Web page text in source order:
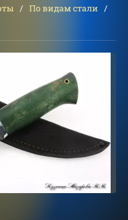
По видам стали